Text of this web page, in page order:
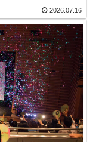
2026.07.16